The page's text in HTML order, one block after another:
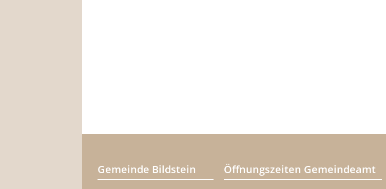
Gemeinde Bildstein Öffnungszeiten Gemeindeamt